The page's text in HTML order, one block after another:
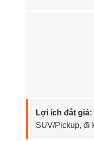
Lợi ích đắt giá:
SUV/Pickup, đi